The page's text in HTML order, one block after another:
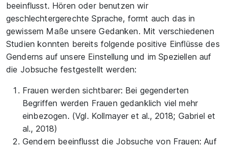
beeinflusst. Hören oder benutzen wir
geschlechtergerechte Sprache, formt auch das in
gewissem Maße unsere Gedanken. Mit verschiedenen
Studien konnten bereits folgende positive Einflüsse des
Genderns auf unsere Einstellung und im Speziellen auf
die Jobsuche festgestellt werden:
Frauen werden sichtbarer: Bei gegenderten
Begriffen werden Frauen gedanklich viel mehr
einbezogen. (Vgl. Kollmayer et al., 2018; Gabriel et
al., 2018)
Gendern beeinflusst die Jobsuche von Frauen: Auf